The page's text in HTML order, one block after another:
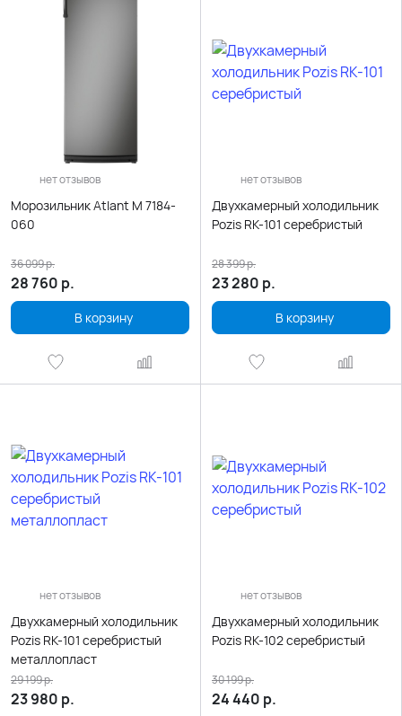
нет отзывов
Морозильник Atlant М 7184-
060
28 760 р.
36 099р.
В корзину
нет отзывов
Двухкамерный холодильник
Pozis RK-101 серебристый
23 280 р.
28 399р.
В корзину
нет отзывов
Двухкамерный холодильник
Pozis RK-101 серебристый
металлопласт
23 980 р.
29 199р.
нет отзывов
Двухкамерный холодильник
Pozis RK-102 серебристый
24 440 р.
30 199р.